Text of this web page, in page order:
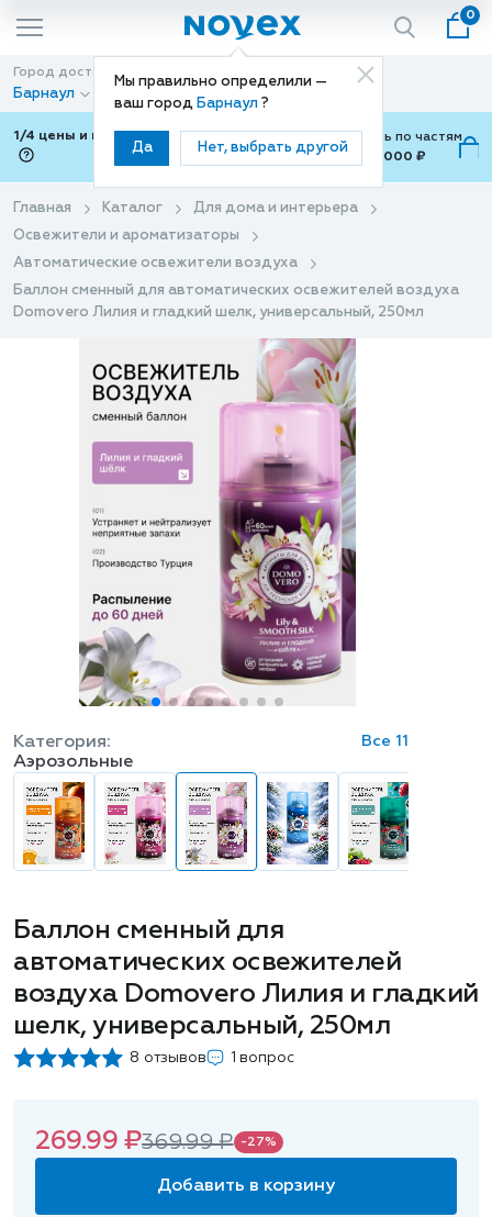
Мы правильно определили —
ваш город Барнаул ?
Да Нет, выбрать другой
0
Город доставки
Барнаул
Способ доставки
Доставка
1/4 цены и покупки ваши с Подели
Можно оплатить по частям
от 700 ₽ до 15,000 ₽
Главная Каталог
Для дома и интерьера
Освежители и ароматизаторы
Автоматические освежители воздуха
Баллон сменный для автоматических освежителей воздуха
Domovero Лилия и гладкий шелк, универсальный, 250мл
Баллон сменный для
автоматических освежителей
воздуха Domovero Лилия и гладкий
шелк, универсальный, 250мл
8 отзывов 1 вопрос
Категория:
Аэрозольные
Все 11
269.99 ₽369.99 ₽ -27%
Добавить в корзину